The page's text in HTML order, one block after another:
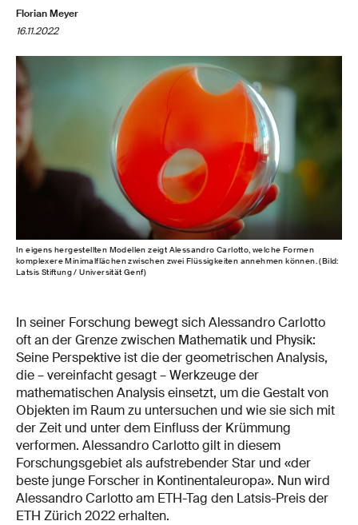
Florian Meyer
16.11.2022
In eigens hergestellten Modellen zeigt Alessandro Carlotto, welche Formen
komplexere Minimalflächen zwischen zwei Flüssigkeiten annehmen können. (Bild:
Latsis Stiftung / Universität Genf)
In seiner Forschung bewegt sich Alessandro Carlotto
oft an der Grenze zwischen Mathematik und Physik:
Seine Perspektive ist die der geometrischen Analysis,
die – vereinfacht gesagt – Werkzeuge der
mathematischen Analysis einsetzt, um die Gestalt von
Objekten im Raum zu untersuchen und wie sie sich mit
der Zeit und unter dem Einfluss der Krümmung
verformen. Alessandro Carlotto gilt in diesem
Forschungsgebiet als aufstrebender Star und «der
beste junge Forscher in Kontinentaleuropa». Nun wird
Alessandro Carlotto am ETH-Tag den Latsis-Preis der
ETH Zürich 2022 erhalten.